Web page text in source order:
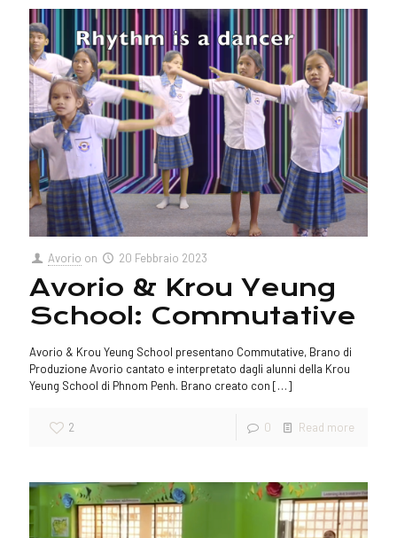
Avorio on 20 Febbraio 2023
Avorio & Krou Yeung
School: Commutative
Avorio & Krou Yeung School presentano Commutative, Brano di
Produzione Avorio cantato e interpretato dagli alunni della Krou
Yeung School di Phnom Penh. Brano creato con […]
2 0 Read more